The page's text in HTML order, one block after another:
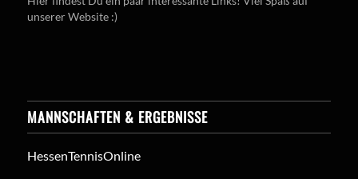
unserer Website :)
MANNSCHAFTEN & ERGEBNISSE
HessenTennisOnline